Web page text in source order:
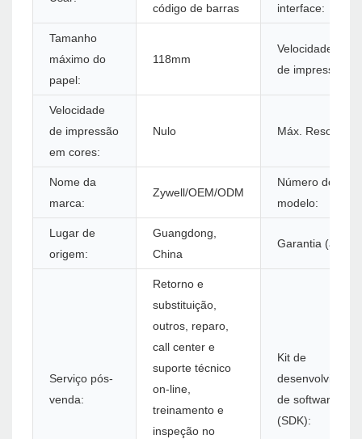
código de barras
interface:
Tamanho
máximo do
papel:
118mm
Velocidade preta
de impressão:
Velocidade
de impressão
em cores:
Nulo Máx. Resolução:
Nome da
marca:
Zywell/OEM/ODM
Número do
modelo:
Lugar de
origem:
Guangdong,
China
Garantia (ano):
Serviço pós-
venda:
Retorno e
substituição,
outros, reparo,
call center e
suporte técnico
on-line,
treinamento e
inspeção no
Kit de
de software
(SDK):